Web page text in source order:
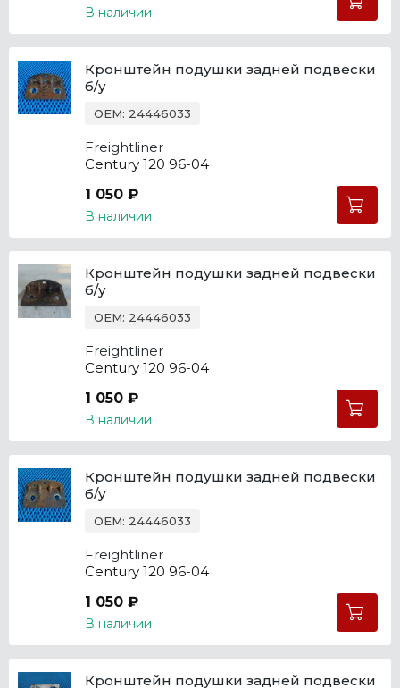
В наличии
Кронштейн подушки задней подвески
б/у
OEM: 24446033
Freightliner
Century 120 96-04
1 050 ₽
В наличии
Кронштейн подушки задней подвески
б/у
OEM: 24446033
Freightliner
Century 120 96-04
1 050 ₽
В наличии
Кронштейн подушки задней подвески
б/у
OEM: 24446033
Freightliner
Century 120 96-04
1 050 ₽
В наличии
Кронштейн подушки задней подвески